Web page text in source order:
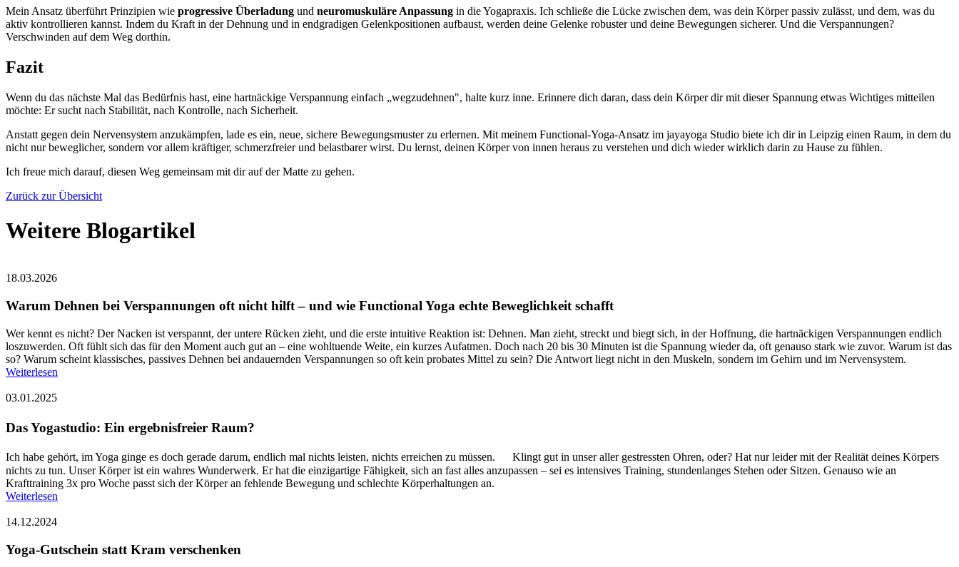
Mein Ansatz überführt Prinzipien wie progressive Überladung und neuromuskuläre Anpassung in die Yogapraxis. Ich schließe die Lücke zwischen dem, was dein Körper passiv zulässt, und dem, was du
aktiv kontrollieren kannst. Indem du Kraft in der Dehnung und in endgradigen Gelenkpositionen aufbaust, werden deine Gelenke robuster und deine Bewegungen sicherer. Und die Verspannungen?
Verschwinden auf dem Weg dorthin.
Fazit
Wenn du das nächste Mal das Bedürfnis hast, eine hartnäckige Verspannung einfach „wegzudehnen", halte kurz inne. Erinnere dich daran, dass dein Körper dir mit dieser Spannung etwas Wichtiges mitteilen
möchte: Er sucht nach Stabilität, nach Kontrolle, nach Sicherheit.
Anstatt gegen dein Nervensystem anzukämpfen, lade es ein, neue, sichere Bewegungsmuster zu erlernen. Mit meinem Functional-Yoga-Ansatz im jayayoga Studio biete ich dir in Leipzig einen Raum, in dem du
nicht nur beweglicher, sondern vor allem kräftiger, schmerzfreier und belastbarer wirst. Du lernst, deinen Körper von innen heraus zu verstehen und dich wieder wirklich darin zu Hause zu fühlen.
Ich freue mich darauf, diesen Weg gemeinsam mit dir auf der Matte zu gehen.
Zurück zur Übersicht
Weitere Blogartikel
18.03.2026
Warum Dehnen bei Verspannungen oft nicht hilft – und wie Functional Yoga echte Beweglichkeit schafft
Wer kennt es nicht? Der Nacken ist verspannt, der untere Rücken zieht, und die erste intuitive Reaktion ist: Dehnen. Man zieht, streckt und biegt sich, in der Hoffnung, die hartnäckigen Verspannungen endlich
loszuwerden. Oft fühlt sich das für den Moment auch gut an – eine wohltuende Weite, ein kurzes Aufatmen. Doch nach 20 bis 30 Minuten ist die Spannung wieder da, oft genauso stark wie zuvor. Warum ist das
so? Warum scheint klassisches, passives Dehnen bei andauernden Verspannungen so oft kein probates Mittel zu sein? Die Antwort liegt nicht in den Muskeln, sondern im Gehirn und im Nervensystem.
Weiterlesen
03.01.2025
Das Yogastudio: Ein ergebnisfreier Raum?
Ich habe gehört, im Yoga ginge es doch gerade darum, endlich mal nichts leisten, nichts erreichen zu müssen. Klingt gut in unser aller gestressten Ohren, oder? Hat nur leider mit der Realität deines Körpers
nichts zu tun. Unser Körper ist ein wahres Wunderwerk. Er hat die einzigartige Fähigkeit, sich an fast alles anzupassen – sei es intensives Training, stundenlanges Stehen oder Sitzen. Genauso wie an
Krafttraining 3x pro Woche passt sich der Körper an fehlende Bewegung und schlechte Körperhaltungen an.
Weiterlesen
14.12.2024
Yoga-Gutschein statt Kram verschenken